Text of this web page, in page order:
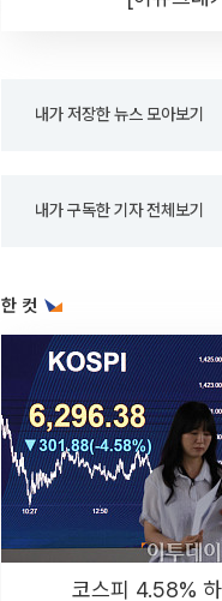
내가 저장한 뉴스 모아보기
내가 구독한 기자 전체보기
한 컷
코스피 4.58%